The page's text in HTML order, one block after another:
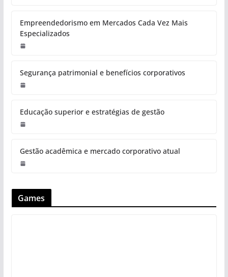
Empreendedorismo em Mercados Cada Vez Mais
Especializados
Segurança patrimonial e benefícios corporativos
Educação superior e estratégias de gestão
Gestão acadêmica e mercado corporativo atual
Games